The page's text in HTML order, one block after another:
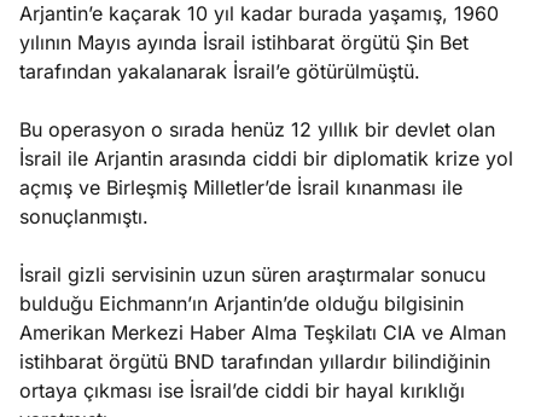
Arjantin’e kaçarak 10 yıl kadar burada yaşamış, 1960
yılının Mayıs ayında İsrail istihbarat örgütü Şin Bet
tarafından yakalanarak İsrail’e götürülmüştü.
Bu operasyon o sırada henüz 12 yıllık bir devlet olan
İsrail ile Arjantin arasında ciddi bir diplomatik krize yol
açmış ve Birleşmiş Milletler’de İsrail kınanması ile
sonuçlanmıştı.
İsrail gizli servisinin uzun süren araştırmalar sonucu
bulduğu Eichmann’ın Arjantin’de olduğu bilgisinin
Amerikan Merkezi Haber Alma Teşkilatı CIA ve Alman
istihbarat örgütü BND tarafından yıllardır bilindiğinin
ortaya çıkması ise İsrail’de ciddi bir hayal kırıklığı